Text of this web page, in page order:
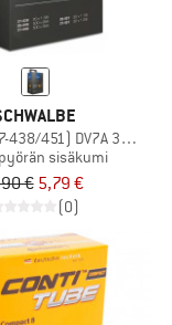
451) DV7A 32mm
sisäkumi
€ 5,79 €
(0)